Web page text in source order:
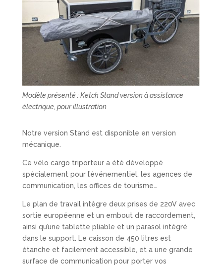
Modèle présenté : Ketch Stand version à assistance
électrique, pour illustration
Notre version Stand est disponible en version
mécanique.
Ce vélo cargo triporteur a été développé
spécialement pour l’événementiel, les agences de
communication, les offices de tourisme…
Le plan de travail intègre deux prises de 220V avec
sortie européenne et un embout de raccordement,
ainsi qu’une tablette pliable et un parasol intégré
dans le support. Le caisson de 450 litres est
étanche et facilement accessible, et a une grande
surface de communication pour porter vos